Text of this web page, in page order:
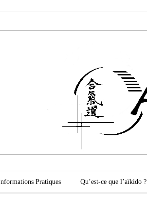
Pratiques Qu’est-ce que l’aïkido ?